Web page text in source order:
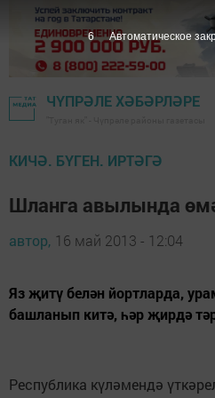
ЧҮПРӘЛЕ ХӘБӘРЛӘРЕ
КИЧӘ. БҮГЕН. ИРТӘГӘ
Шланга авылында
автор, 16 май 2013 - 12:04
Яз җитү белән йортларда,
башланып китә, һәр җирдә
Республика күләмендә
5 Автоматическое